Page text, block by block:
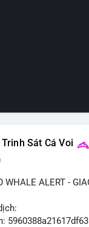
Sát Cá Voi
WHALE ALERT -